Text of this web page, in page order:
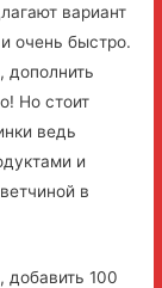
вариант
очень быстро.
дополнить
Но стоит
ведь
и
в
добавить 100